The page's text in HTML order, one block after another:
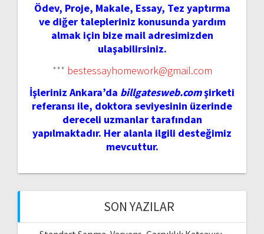
Ödev, Proje, Makale, Essay, Tez yaptırma
ve diğer talepleriniz konusunda yardım
almak için bize mail adresimizden
ulaşabilirsiniz.
*** bestessayhomework@gmail.com
İşleriniz Ankara’da billgatesweb.comşirketi
referansı ile, doktora seviyesinin üzerinde
dereceli uzmanlar tarafından
yapılmaktadır. Her alanla ilgili desteğimiz
mevcuttur.
SON YAZILAR